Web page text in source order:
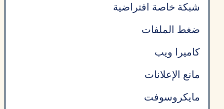
شبكة خاصة افتراضية
ضغط الملفات
كاميرا ويب
مانع الإعلانات
مايكروسوفت